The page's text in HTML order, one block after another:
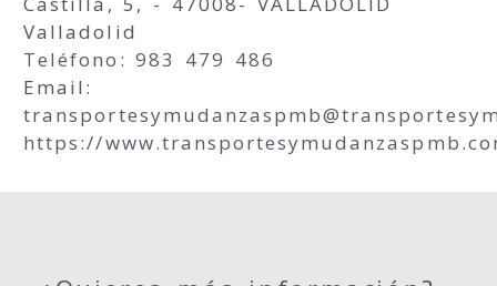
Valladolid
Teléfono: 983 479 486
Email:
transportesymudanzaspmb
https://